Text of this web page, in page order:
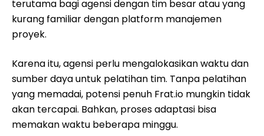
terutama bagi agensi dengan tim besar atau yang
kurang familiar dengan platform manajemen
proyek.
Karena itu, agensi perlu mengalokasikan waktu dan
sumber daya untuk pelatihan tim. Tanpa pelatihan
yang memadai, potensi penuh Frat.io mungkin tidak
akan tercapai. Bahkan, proses adaptasi bisa
memakan waktu beberapa minggu.